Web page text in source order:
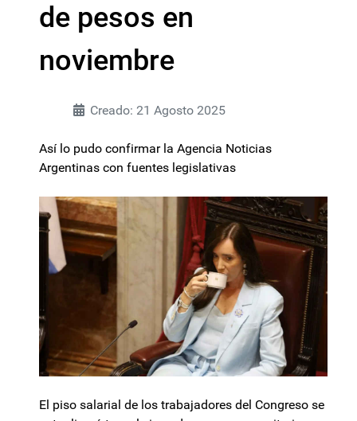
de pesos en
noviembre
Creado: 21 Agosto 2025
Así lo pudo confirmar la Agencia Noticias
Argentinas con fuentes legislativas
El piso salarial de los trabajadores del Congreso se